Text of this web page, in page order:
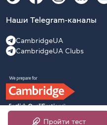
Наши Telegram-каналы
CambridgeUA
CambridgeUA Clubs
Пройти тест